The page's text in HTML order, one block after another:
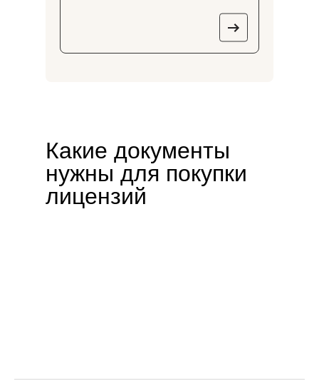
Какие документы
нужны для покупки
лицензий